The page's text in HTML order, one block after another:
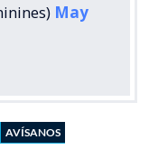
May
AVÍSANOS